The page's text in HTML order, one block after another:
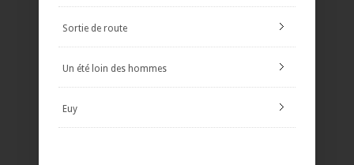
Sortie de route
Un été loin des hommes
Euy